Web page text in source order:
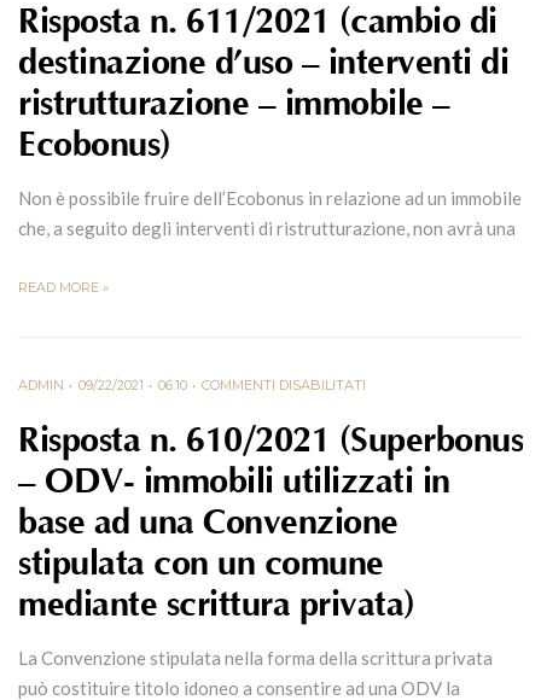
Risposta n. 611/2021 (cambio di
destinazione d’uso – interventi di
ristrutturazione – immobile –
Ecobonus)
Non è possibile fruire dell’Ecobonus in relazione ad un immobile
che, a seguito degli interventi di ristrutturazione, non avrà una
READ MORE »
ADMIN 09/22/2021 06:10 COMMENTI DISABILITATI
Risposta n. 610/2021 (Superbonus
– ODV- immobili utilizzati in
base ad una Convenzione
stipulata con un comune
mediante scrittura privata)
La Convenzione stipulata nella forma della scrittura privata
può costituire titolo idoneo a consentire ad una ODV la